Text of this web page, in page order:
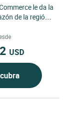
le da la
de la región
USD